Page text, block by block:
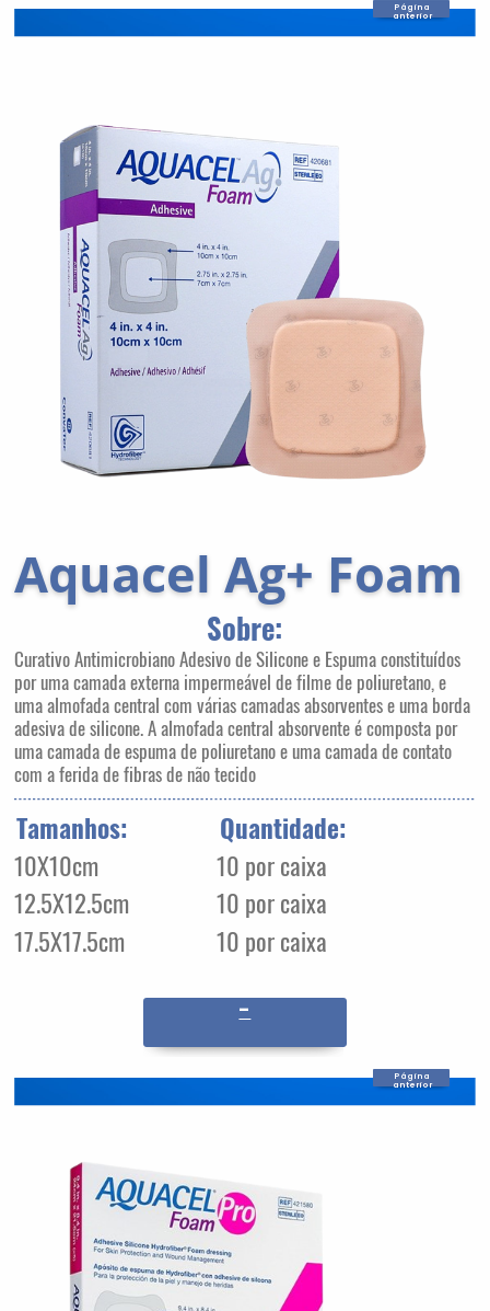
Página
anterior
Aquacel Ag+ Foam
Sobre:
Curativo Antimicrobiano Adesivo de Silicone e Espuma constituídos
por uma camada externa impermeável de filme de poliuretano, e
uma almofada central com várias camadas absorventes e uma borda
adesiva de silicone. A almofada central absorvente é composta por
uma camada de espuma de poliuretano e uma camada de contato
com a ferida de fibras de não tecido
Tamanhos: Quantidade:
10X10cm
12.5X12.5cm
10 por caixa
10 por caixa
17.5X17.5cm
10 por caixa
-
Página
anterior